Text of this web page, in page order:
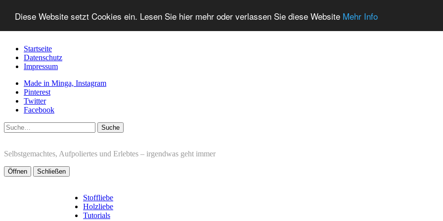
Diese Website setzt Cookies ein. Lesen Sie hier mehr oder verlassen Sie diese Website Mehr Info
Startseite
Datenschutz
Impressum
Made in Minga, Instagram
Pinterest
Twitter
Facebook
Suche
Selbstgemachtes, Aufpoliertes und Erlebtes – irgendwas geht immer
Öffnen Schließen
Stoffliebe
Holzliebe
Tutorials